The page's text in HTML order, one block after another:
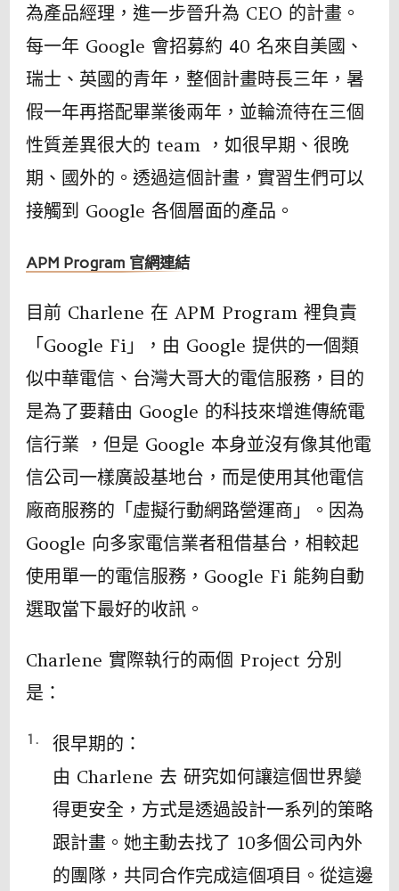
為產品經理，進一步晉升為 CEO 的計畫。
每一年 Google 會招募約 40 名來自美國、
瑞士、英國的青年，整個計畫時長三年，暑
假一年再搭配畢業後兩年，並輪流待在三個
性質差異很大的 team ，如很早期、很晚
期、國外的。透過這個計畫，實習生們可以
接觸到 Google 各個層面的產品。
APM Program 官網連結
目前 Charlene 在 APM Program 裡負責
「Google Fi」，由 Google 提供的一個類
似中華電信、台灣大哥大的電信服務，目的
是為了要藉由 Google 的科技來增進傳統電
信行業 ，但是 Google 本身並沒有像其他電
信公司一樣廣設基地台，而是使用其他電信
廠商服務的「虛擬行動網路營運商」。因為
Google 向多家電信業者租借基台，相較起
使用單一的電信服務，Google Fi 能夠自動
選取當下最好的收訊。
Charlene 實際執行的兩個 Project 分別
是：
很早期的：
由 Charlene 去 研究如何讓這個世界變
得更安全，方式是透過設計一系列的策略
跟計畫。她主動去找了 10多個公司內外
的團隊，共同合作完成這個項目。從這邊